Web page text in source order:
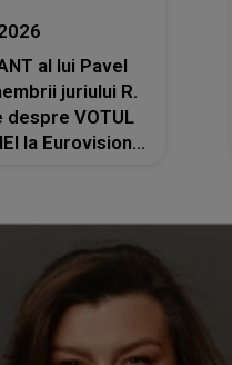
al lui Pavel
juriului R.
despre VOTUL
la Eurovision
graficul de..."